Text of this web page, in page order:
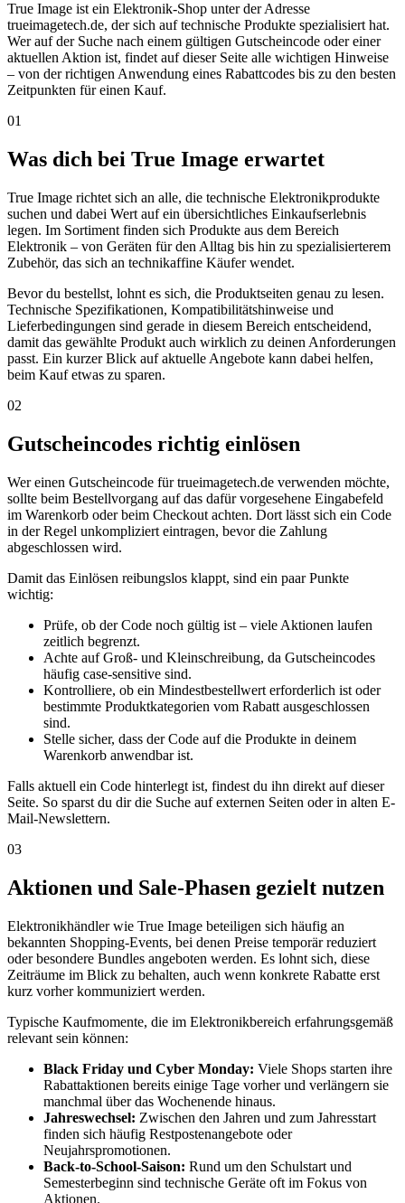
True Image ist ein Elektronik-Shop unter der Adresse
trueimagetech.de, der sich auf technische Produkte spezialisiert hat.
Wer auf der Suche nach einem gültigen Gutscheincode oder einer
aktuellen Aktion ist, findet auf dieser Seite alle wichtigen Hinweise
– von der richtigen Anwendung eines Rabattcodes bis zu den besten
Zeitpunkten für einen Kauf.
01
Was dich bei True Image erwartet
True Image richtet sich an alle, die technische Elektronikprodukte
suchen und dabei Wert auf ein übersichtliches Einkaufserlebnis
legen. Im Sortiment finden sich Produkte aus dem Bereich
Elektronik – von Geräten für den Alltag bis hin zu spezialisierterem
Zubehör, das sich an technikaffine Käufer wendet.
Bevor du bestellst, lohnt es sich, die Produktseiten genau zu lesen.
Technische Spezifikationen, Kompatibilitätshinweise und
Lieferbedingungen sind gerade in diesem Bereich entscheidend,
damit das gewählte Produkt auch wirklich zu deinen Anforderungen
passt. Ein kurzer Blick auf aktuelle Angebote kann dabei helfen,
beim Kauf etwas zu sparen.
02
Gutscheincodes richtig einlösen
Wer einen Gutscheincode für trueimagetech.de verwenden möchte,
sollte beim Bestellvorgang auf das dafür vorgesehene Eingabefeld
im Warenkorb oder beim Checkout achten. Dort lässt sich ein Code
in der Regel unkompliziert eintragen, bevor die Zahlung
abgeschlossen wird.
Damit das Einlösen reibungslos klappt, sind ein paar Punkte
wichtig:
Prüfe, ob der Code noch gültig ist – viele Aktionen laufen
zeitlich begrenzt.
Achte auf Groß- und Kleinschreibung, da Gutscheincodes
häufig case-sensitive sind.
Kontrolliere, ob ein Mindestbestellwert erforderlich ist oder
bestimmte Produktkategorien vom Rabatt ausgeschlossen
sind.
Stelle sicher, dass der Code auf die Produkte in deinem
Warenkorb anwendbar ist.
Falls aktuell ein Code hinterlegt ist, findest du ihn direkt auf dieser
Seite. So sparst du dir die Suche auf externen Seiten oder in alten E-
Mail-Newslettern.
03
Aktionen und Sale-Phasen gezielt nutzen
Elektronikhändler wie True Image beteiligen sich häufig an
bekannten Shopping-Events, bei denen Preise temporär reduziert
oder besondere Bundles angeboten werden. Es lohnt sich, diese
Zeiträume im Blick zu behalten, auch wenn konkrete Rabatte erst
kurz vorher kommuniziert werden.
Typische Kaufmomente, die im Elektronikbereich erfahrungsgemäß
relevant sein können:
Black Friday und Cyber Monday: Viele Shops starten ihre
Rabattaktionen bereits einige Tage vorher und verlängern sie
manchmal über das Wochenende hinaus.
Jahreswechsel: Zwischen den Jahren und zum Jahresstart
finden sich häufig Restpostenangebote oder
Neujahrspromotionen.
Back-to-School-Saison: Rund um den Schulstart und
Semesterbeginn sind technische Geräte oft im Fokus von
Aktionen.